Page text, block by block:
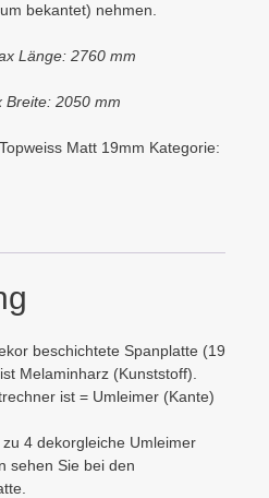
bekantet) nehmen.
Länge: 2760 mm
2050 mm
Matt 19mm Kategorie:
beschichtete Spanplatte (19
Melaminharz (Kunststoff).
ist = Umleimer (Kante)
4 dekorgleiche Umleimer
sehen Sie bei den